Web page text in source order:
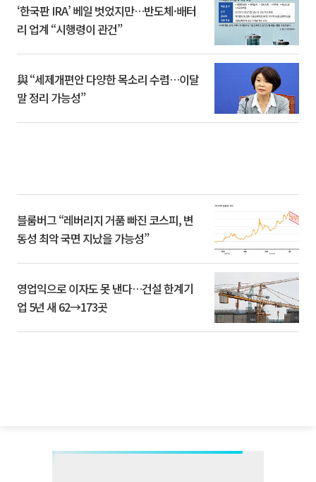
‘한국판 IRA’ 베일 벗었지만…반도체·배터
리 업계 “시행령이 관건”
與 “세제개편안 다양한 목소리 수렴…이달
말 정리 가능성”
블룸버그 “레버리지 거품 빠진 코스피, 변
동성 최악 국면 지났을 가능성”
영업익으로 이자도 못 낸다…건설 한계기
업 5년 새 62→173곳